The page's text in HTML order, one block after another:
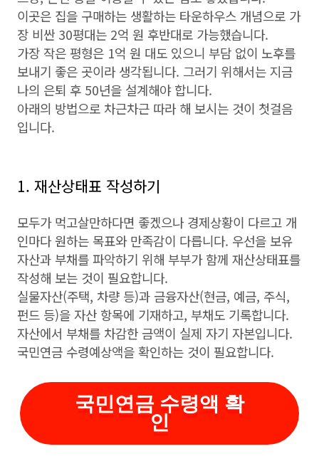
이곳은 집을 구매하는 생활하는 타운하우스 개념으로 가
장 비싼 30평대는 2억 원 후반대로 가능했습니다.
가장 작은 평형은 1억 원 대도 있으니 부담 없이 노후를
보내기 좋은 곳이라 생각됩니다. 그러기 위해서는 지금
나의 은퇴 후 50년을 설계해야 합니다.
아래의 방법으로 차근차근 따라 해 보시는 것이 첫걸음
입니다.
1. 재산상태표 작성하기
모두가 먹고살만하다면 좋겠으나 경제상황이 다르고 개
인마다 원하는 목표와 만족감이 다릅니다. 우선을 보유
자산과 부채를 파악하기 위해 부부가 함께 재산상태표를
작성해 보는 것이 필요합니다.
실물자산(주택, 차량 등)과 금융자산(현금, 예금, 주식,
펀드 등)을 자산 항목에 기재하고, 부채도 기록합니다.
자산에서 부채를 차감한 금액이 실제 자기 자본입니다.
국민연금 수령예상액을 확인하는 것이 필요합니다.
국민연금 수령액 확
인